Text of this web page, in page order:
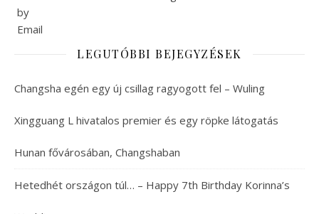
LEGUTÓBBI BEJEGYZÉSEK
Changsha egén egy új csillag ragyogott fel – Wuling
Xingguang L hivatalos premier és egy röpke látogatás
Hunan fővárosában, Changshaban
Hetedhét országon túl… – Happy 7th Birthday Korinna’s